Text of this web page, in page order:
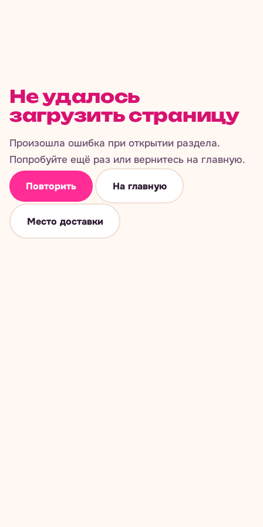
Не удалось
загрузить страницу
Произошла ошибка при открытии раздела.
Попробуйте ещё раз или вернитесь на главную.
Повторить На главную
Место доставки